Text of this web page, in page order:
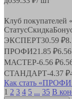
Клуб покупателей
СтатусСкидка
ЭКСПЕРТ30.59 ₽
ПРОФИ21.85 ₽
МАСТЕР-6.56 ₽
СТАНДАРТ-4.37 ₽
Как стать
1 2 3 4 5 ... 35 В